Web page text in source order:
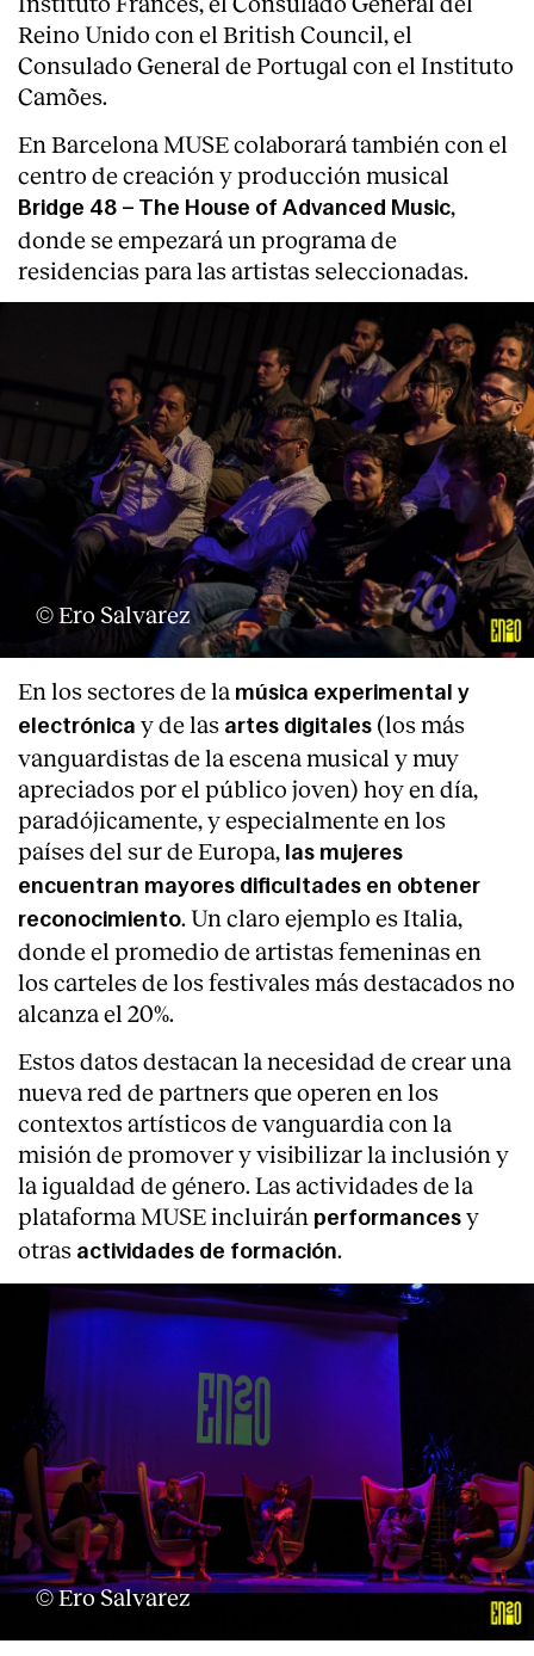
Servicios
Reino Unido con el British Council, el
Consulado General de Portugal con el Instituto
Camões.
En Barcelona MUSE colaborará también con el
centro de creación y producción musical
Bridge 48 – The House of Advanced Music,
donde se empezará un programa de
residencias para las artistas seleccionadas.
© Ero Salvarez
En los sectores de la música experimental y
electrónica y de las artes digitales (los más
vanguardistas de la escena musical y muy
apreciados por el público joven) hoy en día,
paradójicamente, y especialmente en los
países del sur de Europa, las mujeres
encuentran mayores dificultades en obtener
reconocimiento. Un claro ejemplo es Italia,
donde el promedio de artistas femeninas en
los carteles de los festivales más destacados no
alcanza el 20%.
Estos datos destacan la necesidad de crear una
nueva red de partners que operen en los
contextos artísticos de vanguardia con la
misión de promover y visibilizar la inclusión y
la igualdad de género. Las actividades de la
plataforma MUSE incluirán performances y
otras actividades de formación.
© Ero Salvarez